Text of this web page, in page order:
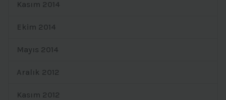
Kasım 2014
Ekim 2014
Mayıs 2014
Aralık 2012
Kasım 2012